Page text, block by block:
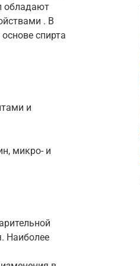
обладают
. В
спирта
и
микро- и
Наиболее